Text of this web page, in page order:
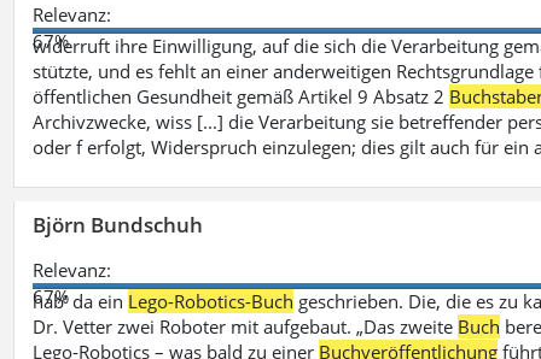
Relevanz:
67%
widerruft ihre Einwilligung, auf die sich die Verarbeitung
stützte, und es fehlt an einer anderweitigen
öffentlichen Gesundheit gemäß Artikel 9 Absatz 2
Archivzwecke, wiss [...] die Verarbeitung sie betreffender
oder f erfolgt, Widerspruch einzulegen; dies gilt auch für ein
Björn Bundschuh
Relevanz:
67%
hab‘ da ein Lego-Robotics-Buch geschrieben. Die, die es zu
Dr. Vetter zwei Roboter mit aufgebaut. „Das zweite Buch
Lego-Robotics – was bald zu einer Buchveröffentlichung